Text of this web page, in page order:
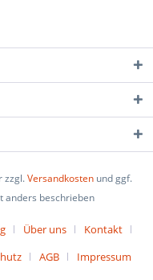
zzgl.Versandkosten und ggf.
anders beschrieben
Über uns
Kontakt
AGB Impressum